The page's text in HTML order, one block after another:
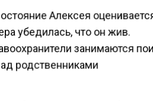
Алексея
убедилась, что он жив.
занимаются
родственниками